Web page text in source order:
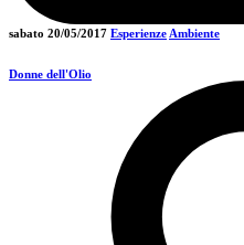
sabato 20/05/2017 Esperienze Ambiente
Donne dell'Olio